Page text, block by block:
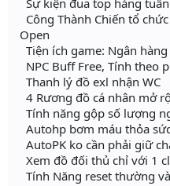
Sự kiện đua top hàng
Công Thành Chiến tổ
Open
Tiện ích game: Ngân
NPC Buff Free, Tính theo
Thanh lý đồ exl nhận WC
4 Rương đồ cá nhân mở
Tính năng gộp số lượng
Autohp bơm máu thỏa
AutoPK ko cần phải giữ
Xem đồ đối thủ chỉ với 1
Tính Năng reset thường